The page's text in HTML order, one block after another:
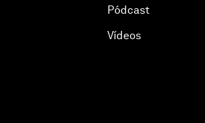
Pódcast
Vídeos